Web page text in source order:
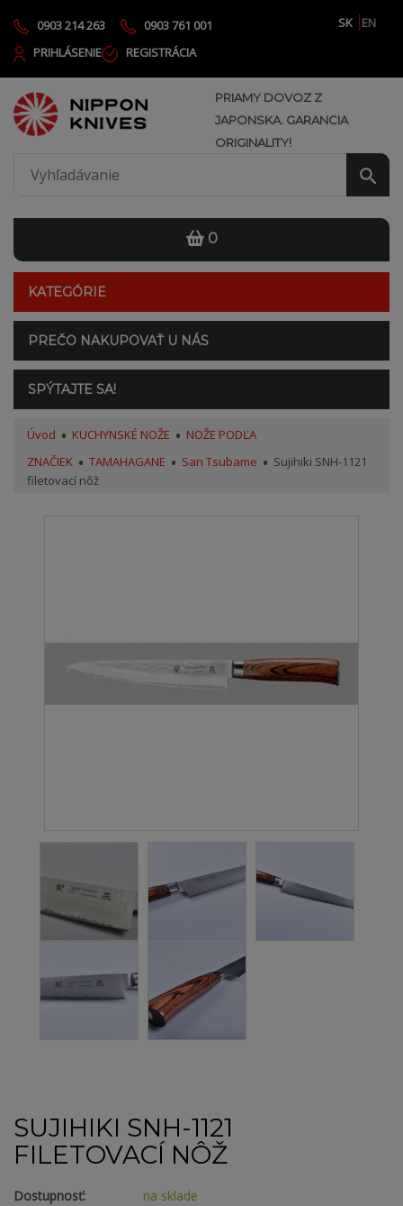
0903 214 263 0903 761 001 SK
EN
PRIHLÁSENIE
REGISTRÁCIA
PRIAMY DOVOZ Z
JAPONSKA. GARANCIA
ORIGINALITY!
0
KATEGÓRIE
PREČO NAKUPOVAŤ U NÁS
SPÝTAJTE SA!
Úvod KUCHYNSKÉ NOŽE
NOŽE PODĽA
ZNAČIEK
TAMAHAGANE San Tsubame
Sujihiki SNH-1121
filetovací nôž
SUJIHIKI SNH-1121
FILETOVACÍ NÔŽ
Dostupnosť:
na sklade